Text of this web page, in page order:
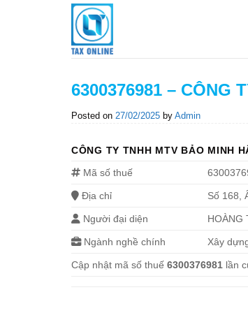
6300376981 – CÔNG
Posted on 27/02/2025 by Admin
CÔNG TY TNHH MTV BẢO MINH
Mã số thuế
Địa chỉ Số 168,
Người đại diện HOÀNG
Ngành nghề chính Xây
Cập nhật mã số thuế 6300376981 lần